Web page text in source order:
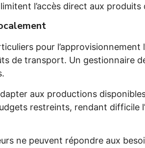
l’accès direct aux produits
pour l’approvisionnement
de transport. Un gestionnaire
aux productions
restreints, rendant difficile
ne peuvent répondre aux